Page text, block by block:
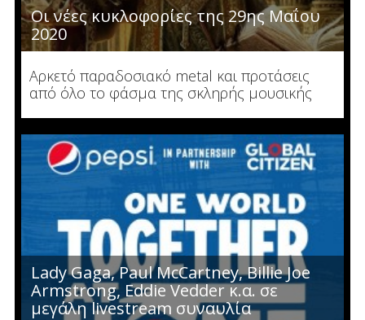
Οι νέες κυκλοφορίες της 29ης Μαΐου
2020
Αρκετό παραδοσιακό metal και προτάσεις
από όλο το φάσμα της σκληρής μουσικής
Lady Gaga, Paul McCartney, Billie Joe
Armstrong, Eddie Vedder κ.α. σε
μεγάλη livestream συναυλία